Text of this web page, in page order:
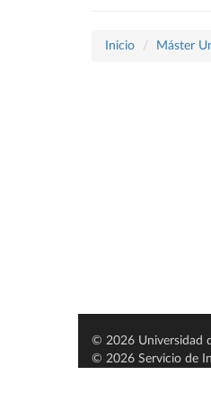
Inicio Máster
© 2026 Universidad
© 2026 Servicio de